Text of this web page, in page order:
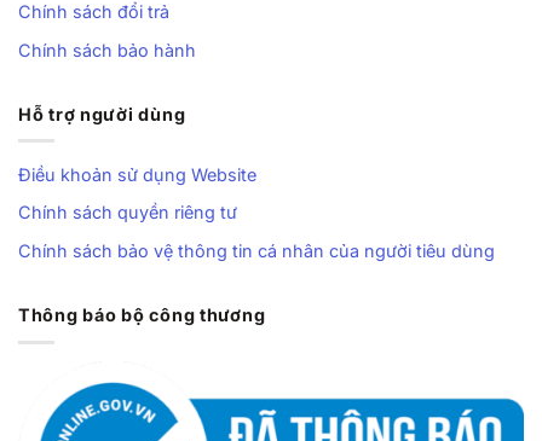
hơn.
Độ bền tốt khi sử dụng lâu dài ở môi trường ngoài trời.
Các thanh chịu lực bên trong giúp bảng cứng cáp, không
bị cong khi bóng bật mạnh.
Trẻ em: 1m45 – 1m65
Chính sách đổi trả
Chính sách bảo hành
Hỗ trợ người dùng
Điều khoản sử dụng Website
Chính sách quyền riêng tư
Chính sách bảo vệ thông tin cá nhân của người tiêu dùng
Thông báo bộ công thương